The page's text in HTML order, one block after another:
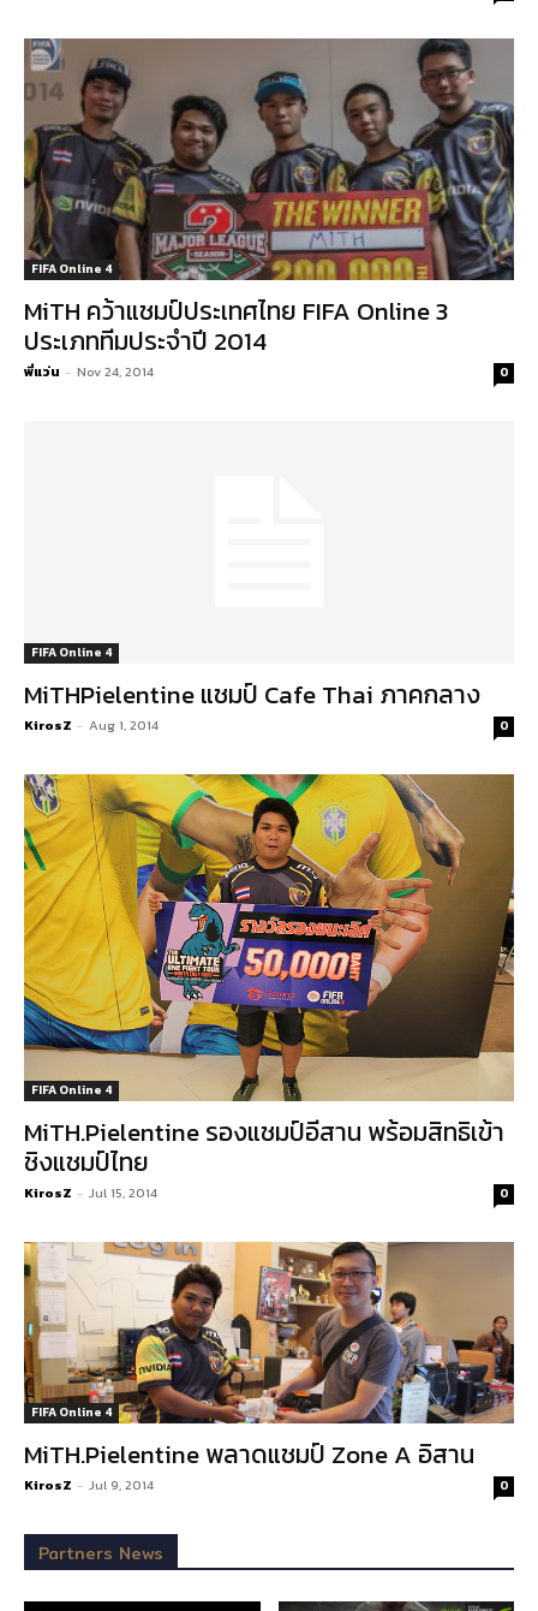
FIFA Online 4
MiTH คว้าแชมป์ประเทศไทย FIFA Online 3
ประเภททีมประจำปี 2014
พี่แว่น - Nov 24, 2014 0
FIFA Online 4
MiTHPielentine แชมป์ Cafe Thai ภาคกลาง
KirosZ - Aug 1, 2014 0
FIFA Online 4
MiTH.Pielentine รองแชมป์อีสาน พร้อมสิทธิเข้า
ชิงแชมป์ไทย
KirosZ - Jul 15, 2014 0
FIFA Online 4
MiTH.Pielentine พลาดแชมป์ Zone A อิสาน
KirosZ - Jul 9, 2014 0
Partners News